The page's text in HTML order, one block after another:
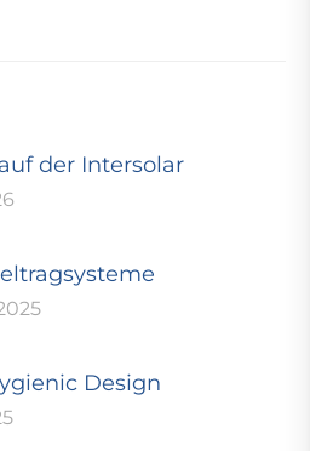
der Intersolar
Design